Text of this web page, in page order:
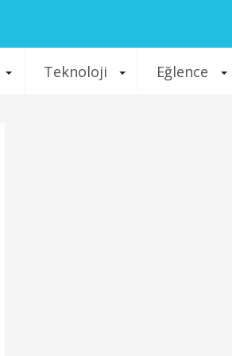
Teknoloji Eğlence